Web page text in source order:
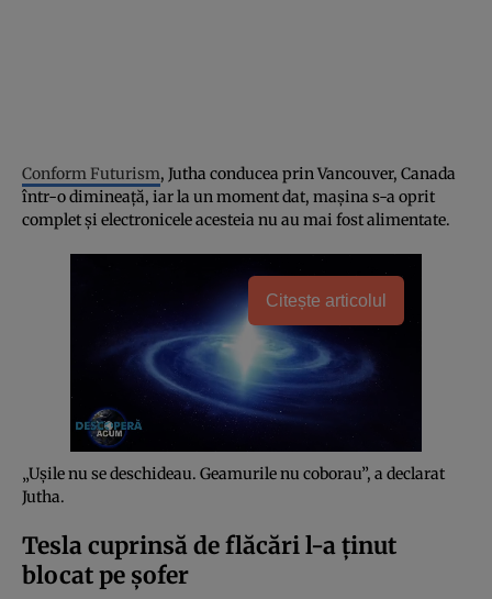
Conform Futurism, Jutha conducea prin Vancouver, Canada
într-o dimineață, iar la un moment dat, mașina s-a oprit
complet și electronicele acesteia nu au mai fost alimentate.
Citește articolul
„Ușile nu se deschideau. Geamurile nu coborau”, a declarat
Jutha.
Tesla cuprinsă de flăcări l-a ținut
blocat pe șofer